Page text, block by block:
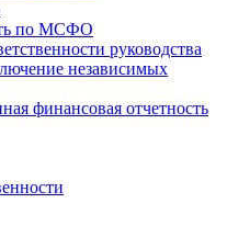
по МСФО
руководства
независимых
финансовая отчетность